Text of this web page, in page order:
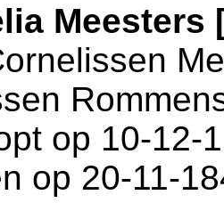
Meesters
op 10-12-
op 20-11-